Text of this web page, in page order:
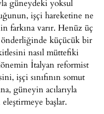
güneydeki yoksul
işçi hareketine ne
farkına varır. Henüz üç
önderliğinde küçücük bir
nasıl müttefiki
İtalyan reformist
işçi sınıfının somut
güneyin acılarıyla
başlar.